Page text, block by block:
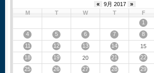
« 9月 2017
»
M
T W T F
1
4
5 6 7 8
11
12 13 14 15
18
19 20 21 22
25
26 27 28 29